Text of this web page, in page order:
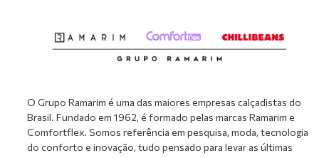
O Grupo Ramarim é uma das maiores empresas calçadistas do
Brasil. Fundado em 1962, é formado pelas marcas Ramarim e
Comfortflex. Somos referência em pesquisa, moda, tecnologia
do conforto e inovação, tudo pensado para levar as últimas